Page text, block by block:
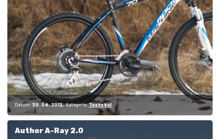
Datum: 30. 04. 2012 Kategorie: Testy kol
Author A-Ray 2.0